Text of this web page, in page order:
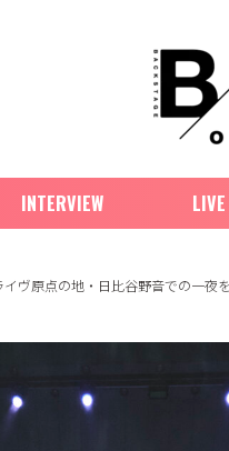
INTERVIEW LIVE
イヴ原点の地・日比谷野音での一夜